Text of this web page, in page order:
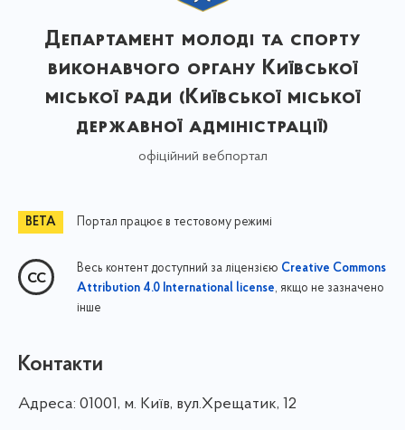
Департамент молоді та спорту
виконавчого органу Київської
міської ради (Київської міської
державної адміністрації)
офіційний вебпортал
Портал працює в тестовому режимі
Весь контент доступний за ліцензією Creative Commons
Attribution 4.0 International license, якщо не зазначено
інше
Контакти
Адреса: 01001, м. Київ, вул.Хрещатик, 12